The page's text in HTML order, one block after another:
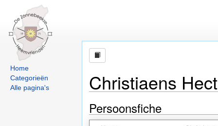
Home
Categorieën
Alle pagina's
Christiaens
Persoonsfiche